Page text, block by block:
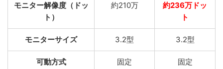
モニター解像度（ドッ
ト）
約210万
約236万ドッ
ト
モニターサイズ 3.2型 3.2型
可動方式 固定 固定